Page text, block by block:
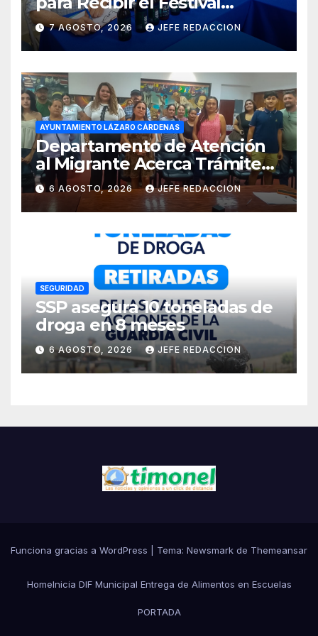
Internacional de la Cerveza
Costa de Michoacán 2026
7 AGOSTO, 2026 JEFE REDACCION
AYUNTAMIENTO LÁZARO CÁRDENAS
Departamento de Atención
al Migrante Acerca Trámite
de Pasaportes
Estadounidenses a
Residentes de Lázaro
Cárdenas
6 AGOSTO, 2026 JEFE REDACCION
SEGURIDAD
SSP asegura 10 toneladas de
droga en 8 meses
6 AGOSTO, 2026 JEFE REDACCION
Funciona gracias a WordPress Tema: Newsmark de Themeansar
HomeInicia DIF Municipal Entrega de Alimentos en Escuelas
PORTADA